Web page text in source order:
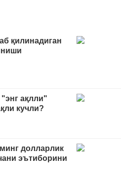
қилинадиган
"энг ақлли"
кучли?
долларлик
эътиборини